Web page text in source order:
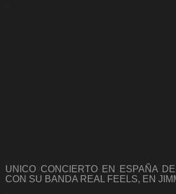
UNICO CONCIERTO EN ESPAÑA
CON SU BANDA REAL FEELS, EN